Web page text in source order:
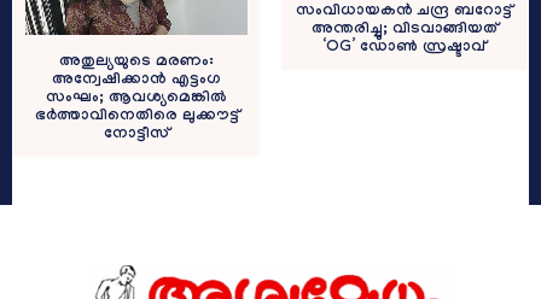
അതുല്യയുടെ മരണം:
അന്വേഷിക്കാന്‍ എട്ടംഗ
സംഘം; ആവശ്യമെങ്കില്‍
ഭർത്താവിനെതിരെ ലുക്കൗട്ട്
നോട്ടീസ്
സംവിധായകന്‍ ചന്ദ്ര ബറോട്ട്
അന്തരിച്ചു; വിടവാങ്ങിയത്
‘OG’ ഡോണ്‍ സ്രഷ്ടാവ്